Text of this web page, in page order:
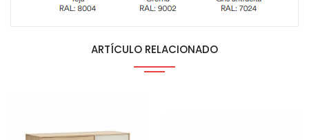
ARTÍCULO RELACIONADO